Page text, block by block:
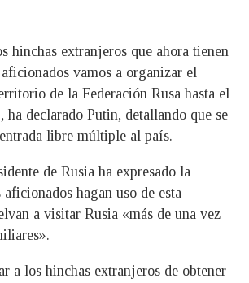
hinchas extranjeros que ahora tienen
vamos a organizar el
de la Federación Rusa hasta el
ha declarado Putin, detallando que se
libre múltiple al país.
de Rusia ha expresado la
aficionados hagan uso de esta
a visitar Rusia «más de una vez
a los hinchas extranjeros de obtener